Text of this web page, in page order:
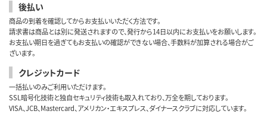
後払い
商品の到着を確認してからお支払いいただく方法です。
請求書は商品とは別に発送されますので、発行から14日以内にお支払いをお願いします。
お支払い期日を過ぎてもお支払いの確認ができない場合、手数料が加算される場合がご
ざいます。
クレジットカード
一括払いのみご利用いただけます。
SSL暗号化技術と独自セキュリティ技術も取入れており、万全を期しております。
VISA、JCB、Mastercard、アメリカン・エキスプレス、ダイナースクラブに対応しています。